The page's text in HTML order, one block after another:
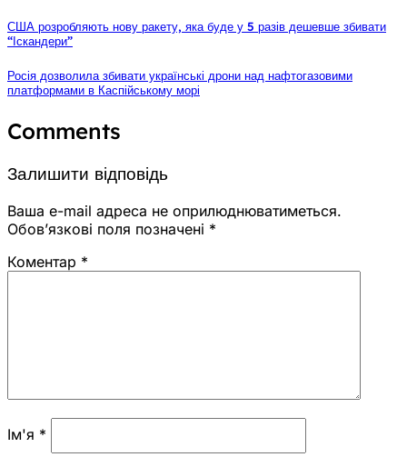
США розробляють нову ракету, яка буде у 5 разів дешевше збивати
“Іскандери”
Росія дозволила збивати українські дрони над нафтогазовими
платформами в Каспійському морі
Comments
Залишити відповідь
Ваша e-mail адреса не оприлюднюватиметься.
Обов’язкові поля позначені *
Коментар *
Ім'я *